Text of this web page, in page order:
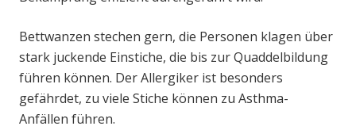
Bettwanzen stechen gern, die Personen klagen über
stark juckende Einstiche, die bis zur Quaddelbildung
führen können. Der Allergiker ist besonders
gefährdet, zu viele Stiche können zu Asthma-
Anfällen führen.